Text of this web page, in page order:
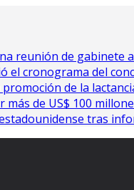
reunión de gabinete
el cronograma del
de la
de US$ 100
tras